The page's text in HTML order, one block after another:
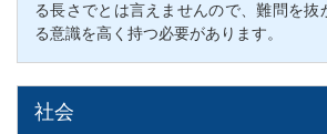
る長さでとは言えませんので、難問を抜
る意識を高く持つ必要があります。
社会